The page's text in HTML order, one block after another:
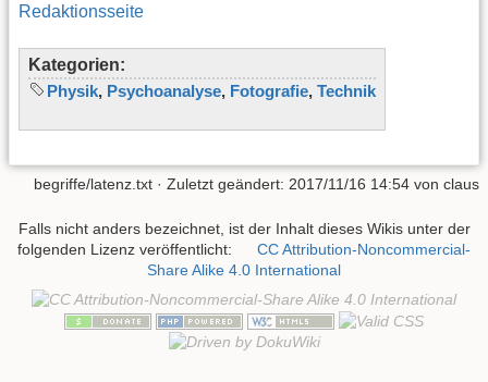
Redaktionsseite
Kategorien:
Physik, Psychoanalyse, Fotografie, Technik
begriffe/latenz.txt · Zuletzt geändert: 2017/11/16 14:54 von claus
Falls nicht anders bezeichnet, ist der Inhalt dieses Wikis unter der
folgenden Lizenz veröffentlicht:
CC Attribution-Noncommercial-
Share Alike 4.0 International